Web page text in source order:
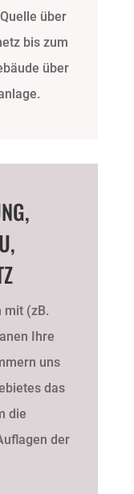
über
bis zum
über
mit (zB.
Ihre
uns
das
die
der